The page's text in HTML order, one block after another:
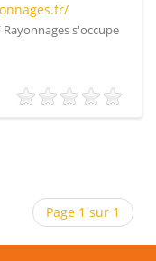
s'occupe
Page 1 sur 1